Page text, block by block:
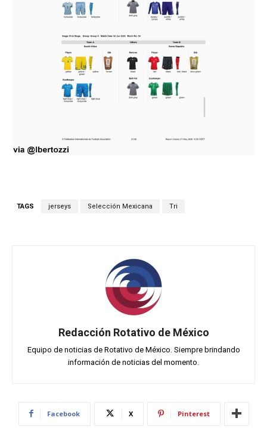
TAGS jerseys Selección Mexicana Tri
Redacción Rotativo de México
Equipo de noticias de Rotativo de México. Siempre brindando
información de noticias del momento.
Facebook X Pinterest